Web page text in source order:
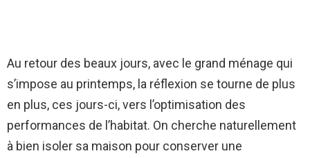
Au retour des beaux jours, avec le grand ménage qui
s’impose au printemps, la réflexion se tourne de plus
en plus, ces jours-ci, vers l’optimisation des
performances de l’habitat. On cherche naturellement
à bien isoler sa maison pour conserver une